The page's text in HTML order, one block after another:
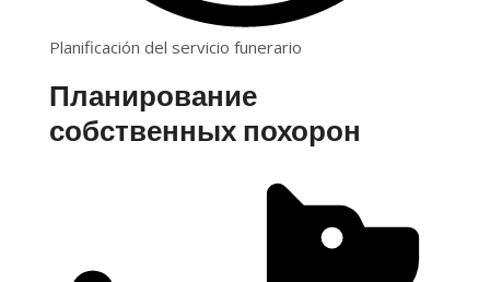
Planificación del servicio funerario
Планирование
собственных похорон